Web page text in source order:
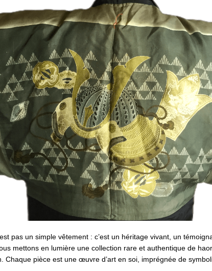
pas un simple vêtement : c’est un héritage vivant, un
mettons en lumière une collection rare et authentique de
Chaque pièce est une œuvre d’art en soi, imprégnée de